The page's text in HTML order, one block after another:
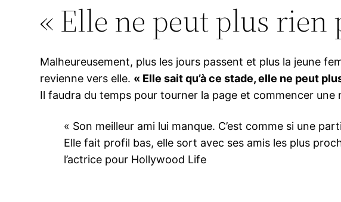
« Elle ne peut plus rien
Malheureusement, plus les jours passent et plus la jeune
revienne vers elle. « Elle sait qu’à ce stade, elle ne peut
Il faudra du temps pour tourner la page et commencer une
« Son meilleur ami lui manque. C’est comme si une
Elle fait profil bas, elle sort avec ses amis les plus
l’actrice pour Hollywood Life